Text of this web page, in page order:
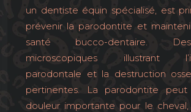
un dentiste équin spécialisé, est
prévenir la parodontite et
santé bucco-dentaire.
microscopiques illustrant
parodontale et la destruction
pertinentes. La parodontite
douleur importante pour le